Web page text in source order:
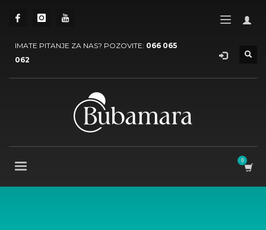
IMATE PITANJE ZA NAS? POZOVITE: 066 065
062